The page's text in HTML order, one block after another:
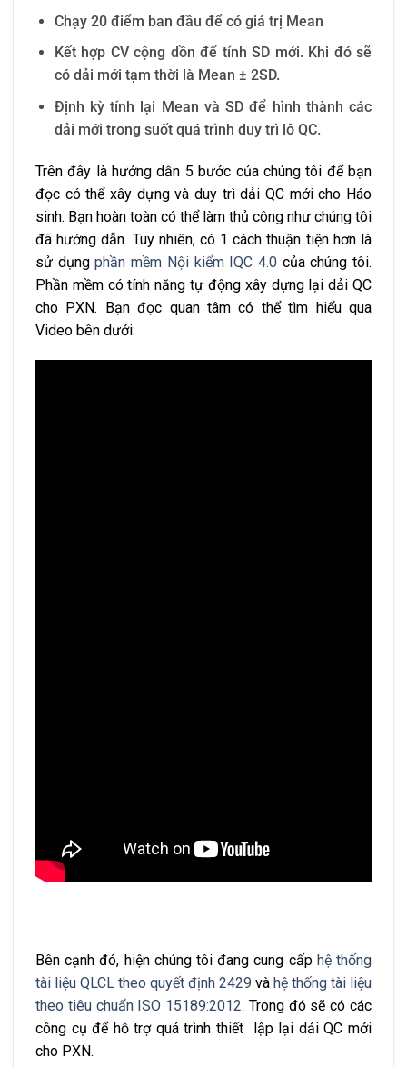
Chạy 20 điểm ban đầu để có giá trị Mean
Kết hợp CV cộng dồn để tính SD mới. Khi đó sẽ
có dải mới tạm thời là Mean ± 2SD.
Định kỳ tính lại Mean và SD để hình thành các
dải mới trong suốt quá trình duy trì lô QC.
Trên đây là hướng dẫn 5 bước của chúng tôi để bạn
đọc có thể xây dựng và duy trì dải QC mới cho Háo
sinh. Bạn hoàn toàn có thể làm thủ công như chúng tôi
đã hướng dẫn. Tuy nhiên, có 1 cách thuận tiện hơn là
sử dụngphần mềm Nội kiểm IQC 4.0của chúng tôi.
Phần mềm có tính năng tự động xây dựng lại dải QC
cho PXN. Bạn đọc quan tâm có thể tìm hiểu qua
Video bên dưới:
Bên cạnh đó, hiện chúng tôi đang cung cấp hệ thống
tài liệu QLCL theo quyết định 2429 và hệ thống tài liệu
theo tiêu chuẩn ISO 15189:2012. Trong đó sẽ có các
công cụ để hỗ trợ quá trình thiết lập lại dải QC mới
cho PXN.